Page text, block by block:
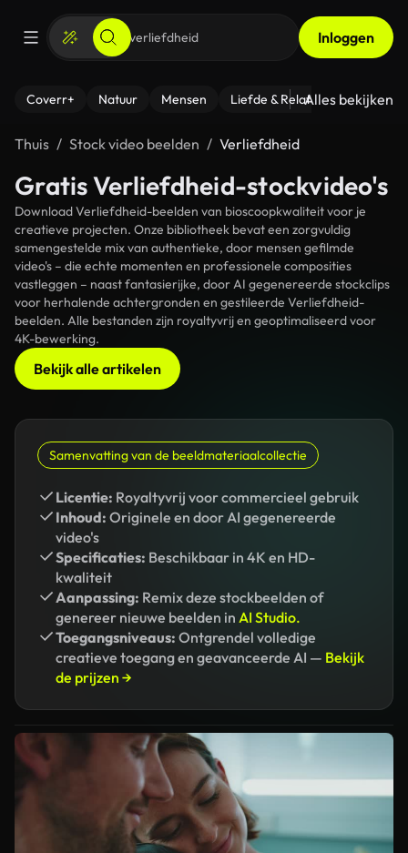
Inloggen
Coverr+ Natuur Mensen Liefde & Relaties - Fitness
Alles bekijken
Thuis Stock video beelden Verliefdheid
Gratis Verliefdheid-stockvideo's
Download Verliefdheid-beelden van bioscoopkwaliteit voor je
creatieve projecten. Onze bibliotheek bevat een zorgvuldig
samengestelde mix van authentieke, door mensen gefilmde
video's – die echte momenten en professionele composities
vastleggen – naast fantasierijke, door AI gegenereerde stockclips
voor herhalende achtergronden en gestileerde Verliefdheid-
beelden. Alle bestanden zijn royaltyvrij en geoptimaliseerd voor
4K-bewerking.
Bekijk alle artikelen
Samenvatting van de beeldmateriaalcollectie
Licentie: Royaltyvrij voor commercieel gebruik
Inhoud: Originele en door AI gegenereerde
video's
Specificaties: Beschikbaar in 4K en HD-
kwaliteit
Aanpassing: Remix deze stockbeelden of
genereer nieuwe beelden in AI Studio.
Toegangsniveaus: Ontgrendel volledige
creatieve toegang en geavanceerde AI — Bekijk
de prijzen →